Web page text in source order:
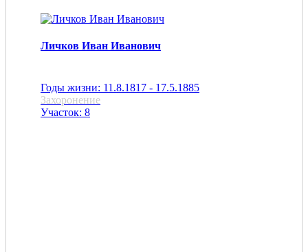
Личков Иван Иванович
Годы жизни: 11.8.1817 - 17.5.1885
Захоронение
Участок: 8